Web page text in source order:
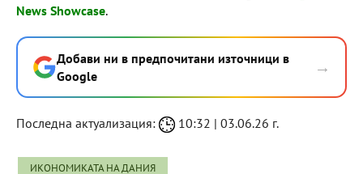
News Showcase.
Добави ни в предпочитани източници в
Google
→
Последна актуализация: 10:32 | 03.06.26 г.
ИКОНОМИКАТА НА ДАНИЯ